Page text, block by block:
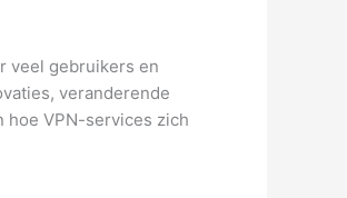
veel gebruikers en
veranderende
hoe VPN-services zich